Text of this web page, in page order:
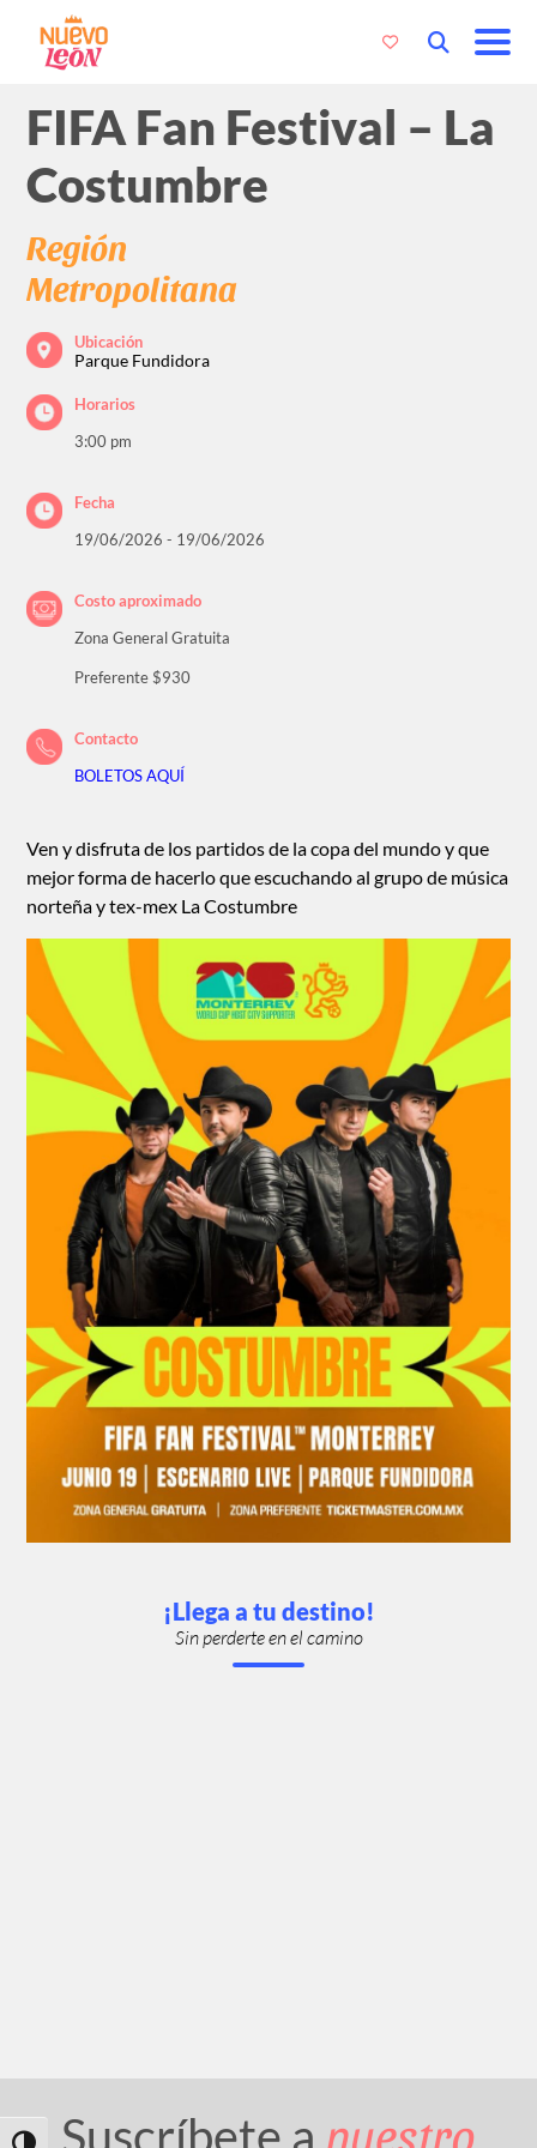
FIFA Fan Festival – La
Costumbre
Región
Metropolitana
Ubicación
Parque Fundidora
Horarios
3:00 pm
Fecha
19/06/2026 - 19/06/2026
Costo aproximado
Zona General Gratuita
Preferente $930
Contacto
BOLETOS AQUÍ
Ven y disfruta de los partidos de la copa del mundo y que
mejor forma de hacerlo que escuchando al grupo de música
norteña y tex-mex La Costumbre
¡Llega a tu destino!
Sin perderte en el camino
Suscríbete a nuestro